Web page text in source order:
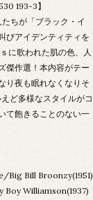
193-3】
ちが「ブラック・イ
びアイデンティティを
に歌われた肌の色、人
傑作選！本内容がテー
り夜も眠れなくなりそ
ど多様なスタイルがコ
て飽きることのない一
Big Bill Broonzy(1951)
Boy Williamson(1937)